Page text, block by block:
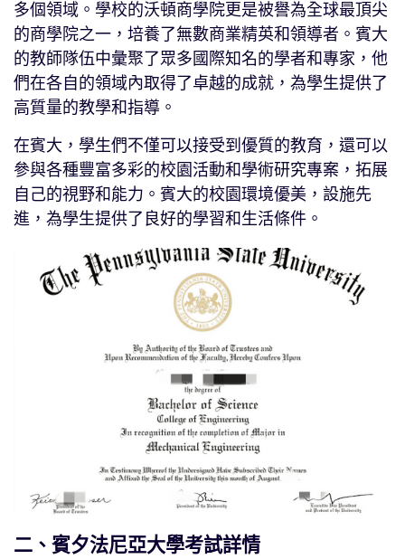
多個領域。學校的沃頓商學院更是被譽為全球最頂尖
的商學院之一，培養了無數商業精英和領導者。賓大
的教師隊伍中彙聚了眾多國際知名的學者和專家，他
們在各自的領域內取得了卓越的成就，為學生提供了
高質量的教學和指導。
在賓大，學生們不僅可以接受到優質的教育，還可以
參與各種豐富多彩的校園活動和學術研究專案，拓展
自己的視野和能力。賓大的校園環境優美，設施先
進，為學生提供了良好的學習和生活條件。
二、賓夕法尼亞大學考試詳情